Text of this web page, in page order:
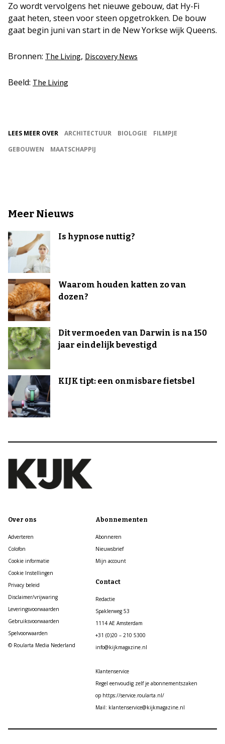
Zo wordt vervolgens het nieuwe gebouw, dat Hy-Fi
gaat heten, steen voor steen opgetrokken. De bouw
gaat begin juni van start in de New Yorkse wijk Queens.
Bronnen: The Living, Discovery News
Beeld: The Living
LEES MEER OVER ARCHITECTUUR BIOLOGIE
FILMPJE
GEBOUWEN
MAATSCHAPPIJ
Meer Nieuws
Is hypnose nuttig?
Waarom houden katten zo van
dozen?
Dit vermoeden van Darwin is na 150
jaar eindelijk bevestigd
KIJK tipt: een onmisbare fietsbel
Over ons
Adverteren
Colofon
Cookie informatie
Cookie Instellingen
Privacy beleid
Disclaimer/vrijwaring
Leveringsvoorwaarden
Gebruiksvoorwaarden
Spelvoorwaarden
© Roularta Media Nederland
Abonnementen
Abonneren
Nieuwsbrief
Mijn account
Contact
Redactie
Spaklerweg 53
1114 AE Amsterdam
+31 (0)20 – 210 5300
info@kijkmagazine.nl
Klantenservice
Regel eenvoudig zelf je abonnementszaken
op https://service.roularta.nl/
Mail: klantenservice@kijkmagazine.nl